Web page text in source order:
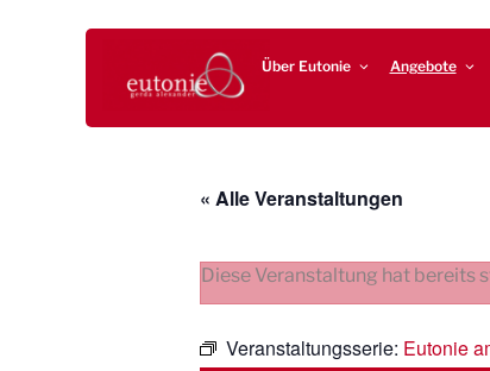
EUTONIE.DE
Über Eutonie Angebote
« Alle Veranstaltungen
Diese Veranstaltung hat bereits
Veranstaltungsserie: Eutonie